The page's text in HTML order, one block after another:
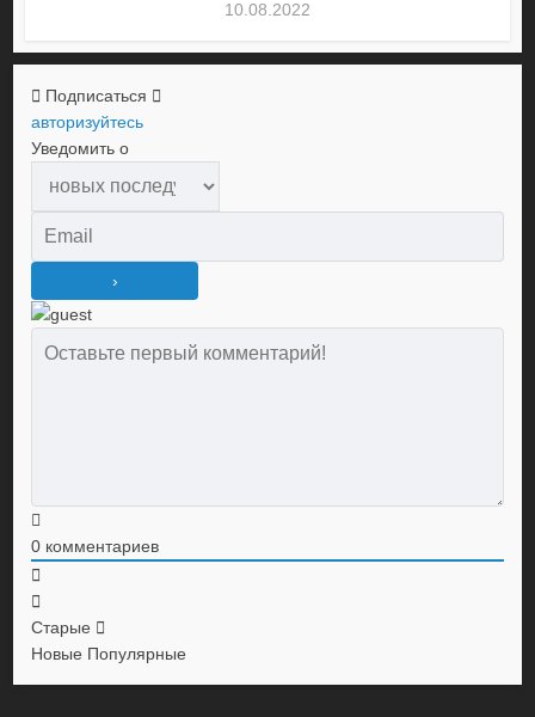
10.08.2022
Подписаться
авторизуйтесь
Уведомить о
0 комментариев
Старые
Новые Популярные